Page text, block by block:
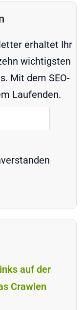
erhaltet Ihr
wichtigsten
Mit dem SEO-
Laufenden.
auf der
Crawlen